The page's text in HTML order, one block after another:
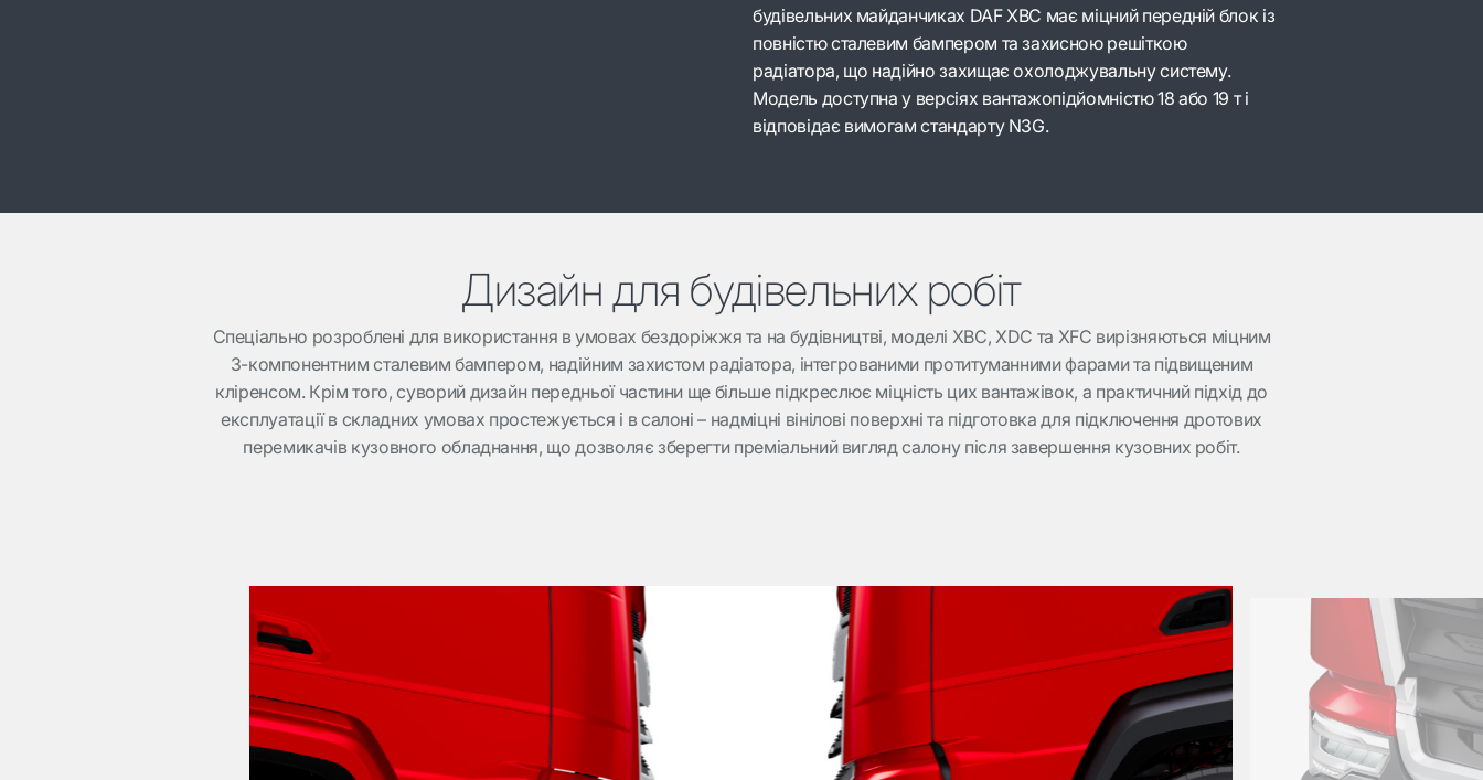
будівельних майданчиках DAF XBC має міцний передній блок із
повністю сталевим бампером та захисною решіткою
радіатора, що надійно захищає охолоджувальну систему.
Модель доступна у версіях вантажопідйомністю 18 або 19 т і
відповідає вимогам стандарту N3G.
Дизайн для будівельних робіт
Спеціально розроблені для використання в умовах бездоріжжя та на будівництві, моделі XBC, XDC та XFC вирізняються міцним
3-компонентним сталевим бампером, надійним захистом радіатора, інтегрованими протитуманними фарами та підвищеним
кліренсом. Крім того, суворий дизайн передньої частини ще більше підкреслює міцність цих вантажівок, а практичний підхід до
експлуатації в складних умовах простежується і в салоні – надміцні вінілові поверхні та підготовка для підключення дротових
перемикачів кузовного обладнання, що дозволяє зберегти преміальний вигляд салону після завершення кузовних робіт.